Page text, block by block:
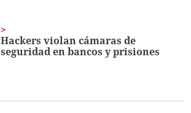
Hackers violan cámaras de
seguridad en bancos y prisiones